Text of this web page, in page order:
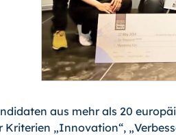
aus mehr als 20
Kriterien „Innovation“,